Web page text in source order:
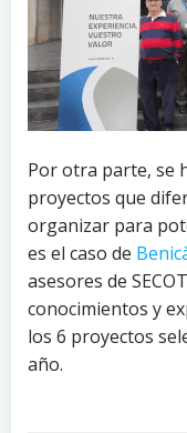
Por otra parte, se
proyectos que
organizar para
es el caso de
asesores de
conocimientos y
los 6 proyectos
año.